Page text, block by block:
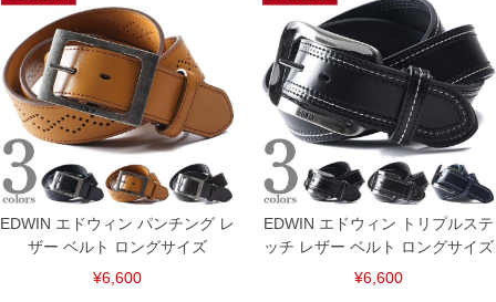
EDWIN エドウィン パンチング レ
ザー ベルト ロングサイズ
¥6,600
EDWIN エドウィン トリプルステ
ッチ レザー ベルト ロングサイズ
¥6,600